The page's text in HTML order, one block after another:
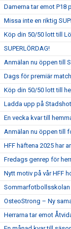
Damerna tar emot P18
Missa inte en riktig
Köp din 50/50 lott till
SUPERLÖRDAG!
Anmälan nu öppen till
Dags för premiär
Köp din 50/50 lott till
Ladda upp på
En vecka kvar till
Anmälan nu öppen till
HFF häftena 2025 har
Fredags genrep för
Nytt motiv på vår HFF
Sommarfotbollsskolan
OsteoStrong – Ny
Herrarna tar emot